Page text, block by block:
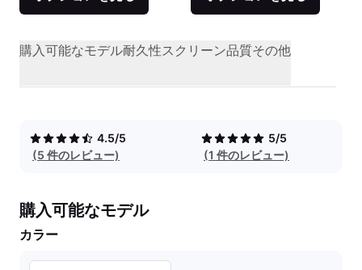
購入可能なモデル耐久性スクリーン品質その他
4.5/5
(5 件のレビュー)
5/5
(1 件のレビュー)
購入可能なモデル
カラー